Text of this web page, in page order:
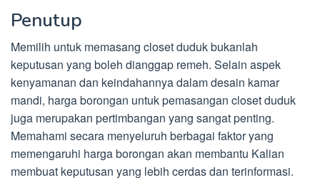
Penutup
Memilih untuk memasang closet duduk bukanlah
keputusan yang boleh dianggap remeh. Selain aspek
kenyamanan dan keindahannya dalam desain kamar
mandi, harga borongan untuk pemasangan closet duduk
juga merupakan pertimbangan yang sangat penting.
Memahami secara menyeluruh berbagai faktor yang
memengaruhi harga borongan akan membantu Kalian
membuat keputusan yang lebih cerdas dan terinformasi.